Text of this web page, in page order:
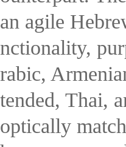
an agile
nctionality,
rabic,
tended, Thai,
optically